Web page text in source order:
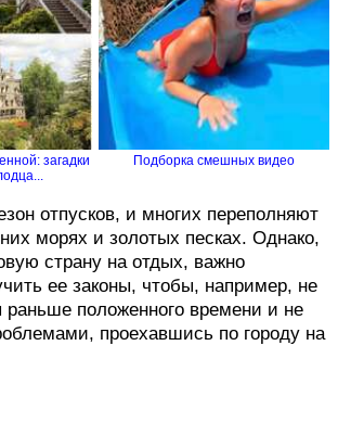
загадки
Подборка смешных видео
отпусков, и многих переполняют
морях и золотых песках. Однако,
страну на отдых, важно
ее законы, чтобы, например, не
положенного времени и не
проехавшись по городу на